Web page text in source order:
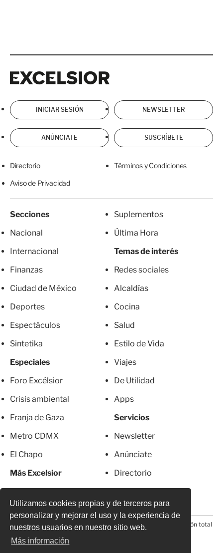
Utilizamos cookies propias y de terceros para
personalizar y mejorar el uso y la experiencia de
nuestros usuarios en nuestro sitio web.
Más información
INICIAR SESIÓN NEWSLETTER
ANÚNCIATE SUSCRÍBETE
Directorio Términos y Condiciones
Aviso de Privacidad
Secciones
Nacional
Internacional
Finanzas
Ciudad de México
Deportes
Espectáculos
Sintetika
Especiales
Foro Excélsior
Crisis ambiental
Franja de Gaza
Metro CDMX
El Chapo
Más Excelsior
Suplementos
Última Hora
Temas de interés
Redes sociales
Alcaldías
Cocina
Salud
Estilo de Vida
Viajes
De Utilidad
Apps
Servicios
Newsletter
Anúnciate
Directorio
© 2026 Todos los derechos reservados. Prohibida la reproducción total
o parcial, incluyendo cualquier medio electrónico*